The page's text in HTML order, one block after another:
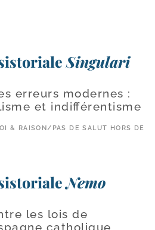
Singulari
erreurs modernes :
et indifférentisme
& RAISON/ PAS DE SALUT HORS DE
Nemo
les lois de
catholique